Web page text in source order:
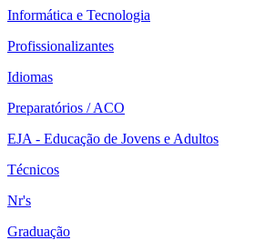
Informática e Tecnologia
Profissionalizantes
Idiomas
Preparatórios / ACO
EJA - Educação de Jovens e Adultos
Técnicos
Nr's
Graduação